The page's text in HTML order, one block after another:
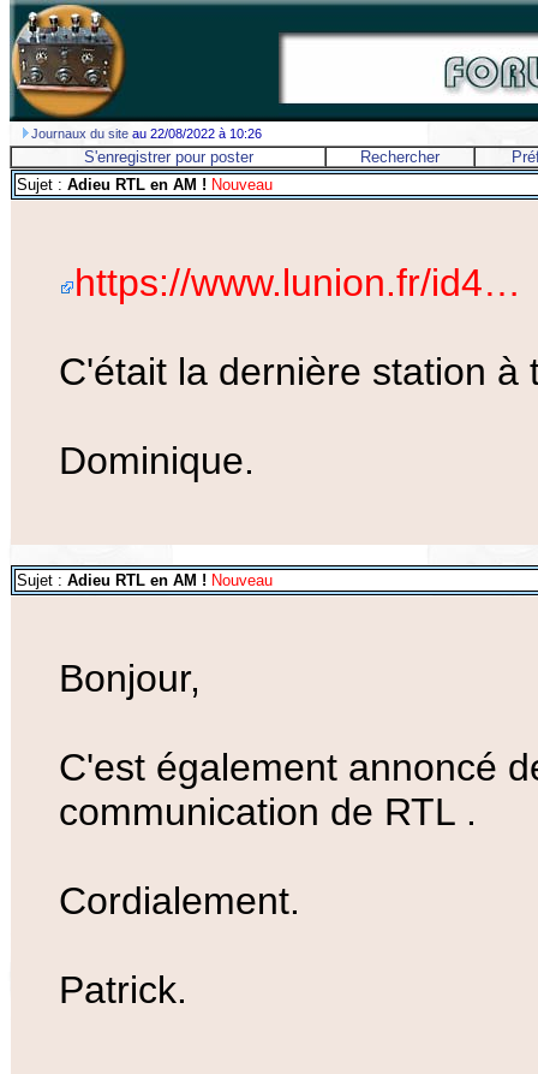
Journaux du site au 22/08/2022 à 10:26
S'enregistrer pour poster Rechercher
Sujet : Adieu RTL en AM ! Nouveau
https://www.lunion.fr/id4…
C'était la dernière station
Dominique.
Sujet : Adieu RTL en AM ! Nouveau
Bonjour,
C'est également annoncé
communication de RTL .
Cordialement.
Patrick.